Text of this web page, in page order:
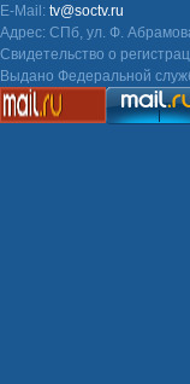
E-Mail: tv@soctv.ru
Адрес: СПб, ул. Ф.
Свидетельство о
Выдано Федеральной